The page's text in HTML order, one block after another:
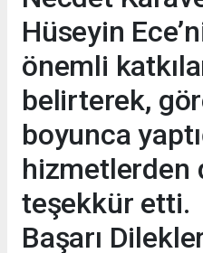
Hüseyin
önemli
belirterek,
boyunca
hizmetlerden
teşekkür etti.
Başarı